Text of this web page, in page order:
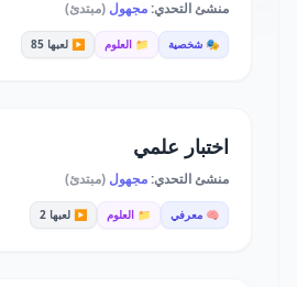
منشئ التحدي:مجهول (مبتدئ)
🎭 شخصية 📁 العلوم ▶️ لعبها 85
اختبار علمي
منشئ التحدي:مجهول (مبتدئ)
🧠 معرفي 📁 العلوم ▶️ لعبها 2